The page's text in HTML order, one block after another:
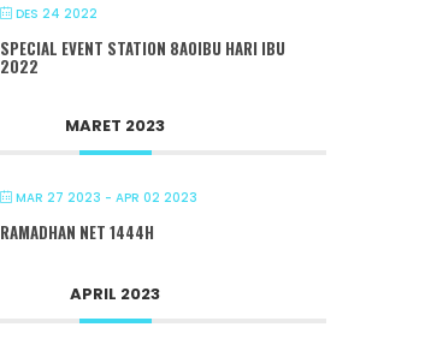
DES 24 2022
SPECIAL EVENT STATION 8A0IBU HARI IBU
2022
MARET 2023
MAR 27 2023 - APR 02 2023
RAMADHAN NET 1444H
APRIL 2023